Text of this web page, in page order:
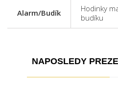
Alarm/Budík
Hodinky
budíku
NAPOSLEDY